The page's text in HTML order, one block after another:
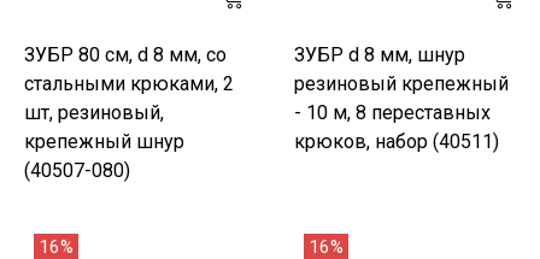
ЗУБР 80 см, d 8 мм, со
стальными крюками, 2
шт, резиновый,
крепежный шнур
(40507-080)
ЗУБР d 8 мм, шнур
резиновый крепежный
- 10 м, 8 переставных
крюков, набор (40511)
16% 16%